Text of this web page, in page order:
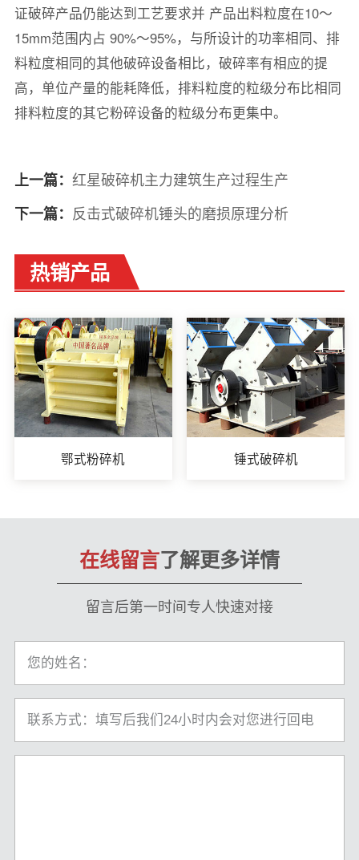
证破碎产品仍能达到工艺要求并 产品出料粒度在10～
15mm范围内占 90%～95%，与所设计的功率相同、排
料粒度相同的其他破碎设备相比，破碎率有相应的提
高，单位产量的能耗降低，排料粒度的粒级分布比相同
排料粒度的其它粉碎设备的粒级分布更集中。
上一篇： 红星破碎机主力建筑生产过程生产
下一篇： 反击式破碎机锤头的磨损原理分析
热销产品
鄂式粉碎机 锤式破碎机
在线留言了解更多详情
留言后第一时间专人快速对接